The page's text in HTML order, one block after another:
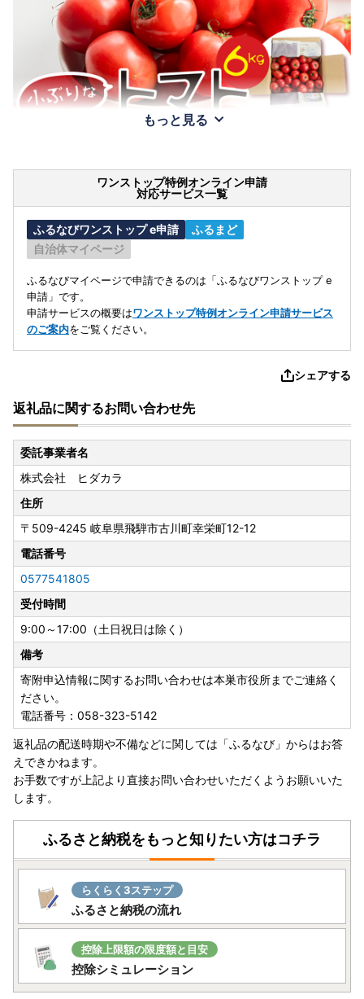
もっと見る
ワンストップ特例オンライン申請
対応サービス一覧
ふるなびワンストップ e申請
ふるまど
自治体マイページ
ふるなびマイページで申請できるのは「ふるなびワンストップ e
申請」です。
申請サービスの概要はワンストップ特例オンライン申請サービス
のご案内をご覧ください。
シェアする
返礼品に関するお問い合わせ先
委託事業者名
株式会社 ヒダカラ
住所
〒509-4245 岐阜県飛騨市古川町幸栄町12-12
電話番号
0577541805
受付時間
9:00～17:00（土日祝日は除く）
備考
寄附申込情報に関するお問い合わせは本巣市役所までご連絡く
ださい。
電話番号：058-323-5142
返礼品の配送時期や不備などに関しては「ふるなび」からはお答
えできかねます。
お手数ですが上記より直接お問い合わせいただくようお願いいた
します。
ふるさと納税をもっと知りたい方はコチラ
らくらく3ステップ
ふるさと納税の流れ
控除上限額の限度額と目安
控除シミュレーション